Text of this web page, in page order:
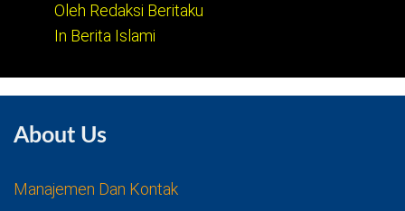
Oleh Redaksi Beritaku
In Berita Islami
About Us
Manajemen Dan Kontak